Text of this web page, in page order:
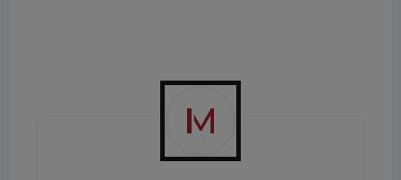
attraktive Investments. Käufer mit langfristigen
Haltestrategien wie z.B. Stiftungen und Family
Offices setzen weiterhin auf Wien", fasst Markus
Arnold, Gründer und CEO von Arnold Immobilien die